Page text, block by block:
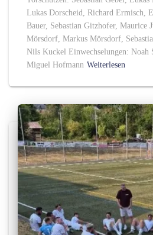
Lukas Dorscheid, Richard Ermisch,
Bauer, Sebastian Gitzhofer, Maurice
Mörsdorf, Markus Mörsdorf,
Nils Kuckel Einwechselungen: Noah
Miguel Hofmann Weiterlesen